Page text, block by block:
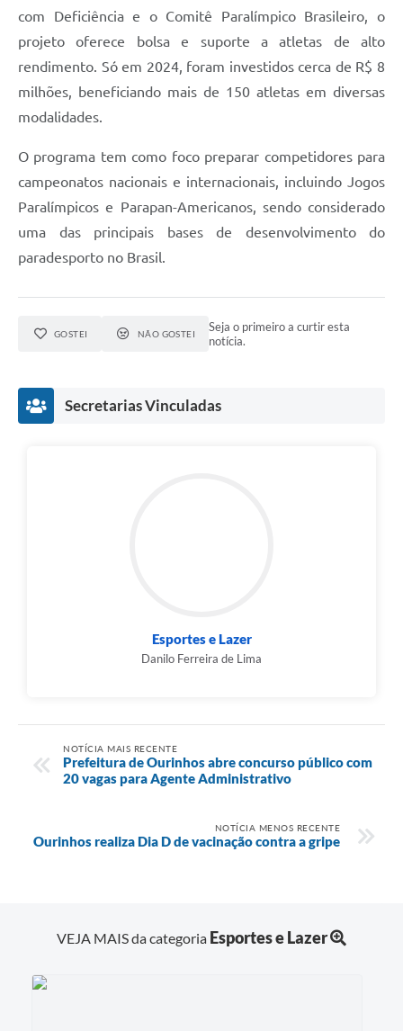
com Deficiência e o Comitê Paralímpico Brasileiro, o
projeto oferece bolsa e suporte a atletas de alto
rendimento. Só em 2024, foram investidos cerca de R$ 8
milhões, beneficiando mais de 150 atletas em diversas
modalidades.
O programa tem como foco preparar competidores para
campeonatos nacionais e internacionais, incluindo Jogos
Paralímpicos e Parapan-Americanos, sendo considerado
uma das principais bases de desenvolvimento do
paradesporto no Brasil.
GOSTEI NÃO GOSTEI
Seja o primeiro a curtir esta
notícia.
Secretarias Vinculadas
Esportes e Lazer
Danilo Ferreira de Lima
NOTÍCIA MAIS RECENTE
Prefeitura de Ourinhos abre concurso público com
20 vagas para Agente Administrativo
NOTÍCIA MENOS RECENTE
Ourinhos realiza Dia D de vacinação contra a gripe
VEJA MAIS da categoria Esportes e Lazer